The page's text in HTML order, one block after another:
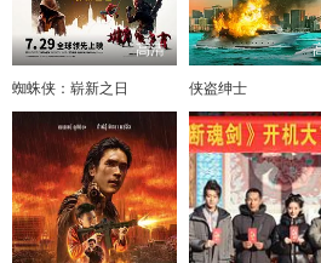
高清
蜘蛛侠：崭新之日 侠盗绅士